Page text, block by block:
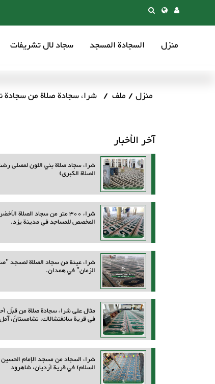
منزل السجادة المسجد سجاد لال تشریفات
منزل ملف شراء سجادة صلاة من
آخر الأخبار
شراء سجاد صلاة بني اللون لمصلى
الصلاة الكبرى)
شراء 300 متر من سجاد الصلاة الأخضر
المخصص للمساجد في مدينة يزد.
شراء عينة من سجاد الصلاة لمسجد
الزمان" في همدان.
مثال على شراء سجادة صلاة من قِبَل
في قرية سانغتشالاك، تشامستان،
شراء السجاد من مسجد الإمام
السلام) في قرية أرديان، شاهرود